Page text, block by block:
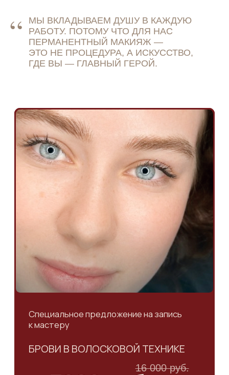
“
МЫ ВКЛАДЫВАЕМ ДУШУ В КАЖДУЮ
РАБОТУ. ПОТОМУ ЧТО ДЛЯ НАС
ПЕРМАНЕНТНЫЙ МАКИЯЖ —
ЭТО НЕ ПРОЦЕДУРА, А ИСКУССТВО,
ГДЕ ВЫ — ГЛАВНЫЙ ГЕРОЙ.